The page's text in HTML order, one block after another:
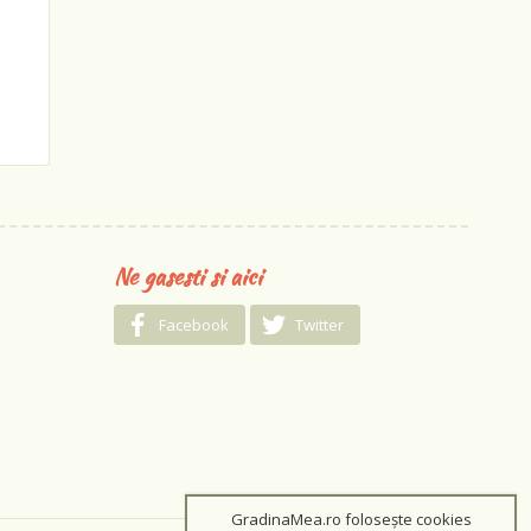
Ne gasesti si aici
Facebook Twitter
GradinaMea.ro folosește cookies